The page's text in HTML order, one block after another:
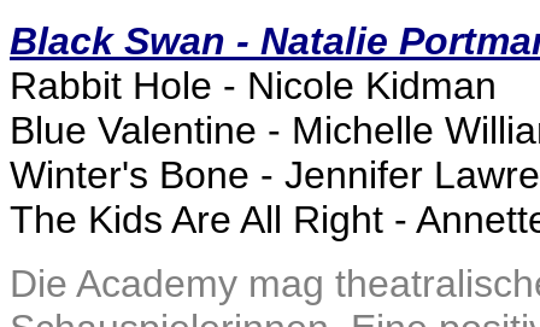
Black Swan - Natalie
Rabbit Hole - Nicole Kidman
Blue Valentine - Michelle
Winter's Bone - Jennifer
The Kids Are All Right -
Die Academy mag